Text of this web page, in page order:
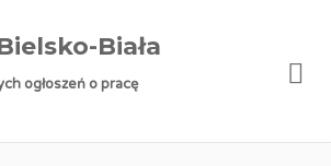
Biała
ogłoszeń o pracę